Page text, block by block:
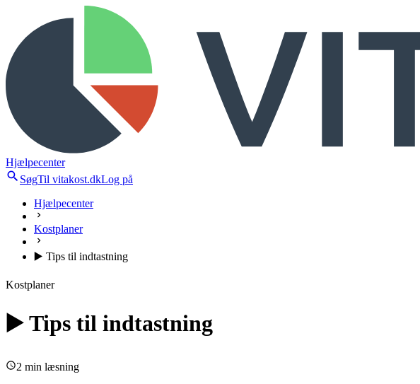
Hjælpecenter
SøgTil vitakost.dkLog på
Hjælpecenter
Kostplaner
▶️ Tips til indtastning
Kostplaner
▶️ Tips til indtastning
2 min læsning